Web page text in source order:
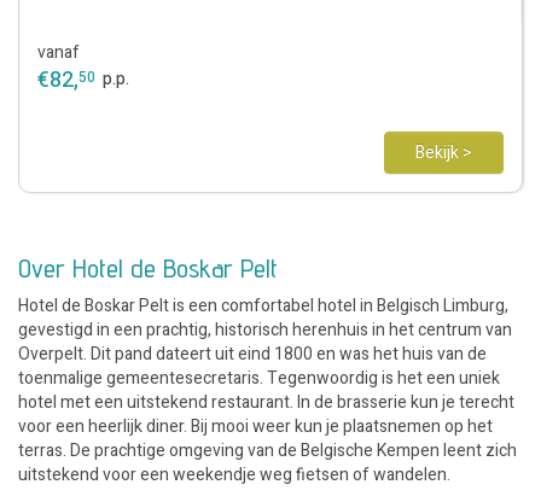
vanaf
€82,50 p.p.
Bekijk >
Over Hotel de Boskar Pelt
Hotel de Boskar Pelt is een comfortabel hotel in Belgisch Limburg,
gevestigd in een prachtig, historisch herenhuis in het centrum van
Overpelt. Dit pand dateert uit eind 1800 en was het huis van de
toenmalige gemeentesecretaris. Tegenwoordig is het een uniek
hotel met een uitstekend restaurant. In de brasserie kun je terecht
voor een heerlijk diner. Bij mooi weer kun je plaatsnemen op het
terras. De prachtige omgeving van de Belgische Kempen leent zich
uitstekend voor een weekendje weg fietsen of wandelen.